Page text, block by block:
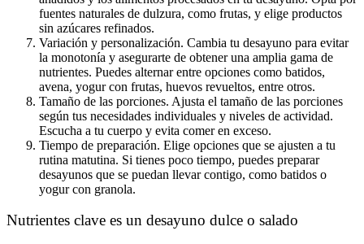
fuentes naturales de dulzura, como frutas, y elige productos
sin azúcares refinados.
Variación y personalización. Cambia tu desayuno para evitar
la monotonía y asegurarte de obtener una amplia gama de
nutrientes. Puedes alternar entre opciones como batidos,
avena, yogur con frutas, huevos revueltos, entre otros.
Tamaño de las porciones. Ajusta el tamaño de las porciones
según tus necesidades individuales y niveles de actividad.
Escucha a tu cuerpo y evita comer en exceso.
Tiempo de preparación. Elige opciones que se ajusten a tu
rutina matutina. Si tienes poco tiempo, puedes preparar
desayunos que se puedan llevar contigo, como batidos o
yogur con granola.
Nutrientes clave es un desayuno dulce o salado